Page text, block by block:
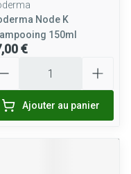
Node K
150ml
€
Ajouter au panier